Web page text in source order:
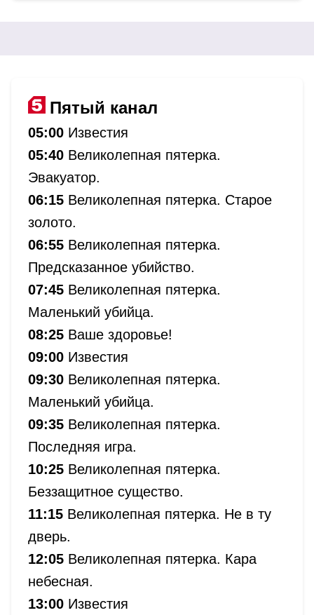
Пятый канал
05:00 Известия
05:40 Великолепная пятерка.
Эвакуатор.
06:15 Великолепная пятерка. Старое
золото.
06:55 Великолепная пятерка.
Предсказанное убийство.
07:45 Великолепная пятерка.
Маленький убийца.
08:25 Ваше здоровье!
09:00 Известия
09:30 Великолепная пятерка.
Маленький убийца.
09:35 Великолепная пятерка.
Последняя игра.
10:25 Великолепная пятерка.
Беззащитное существо.
11:15 Великолепная пятерка. Не в ту
дверь.
12:05 Великолепная пятерка. Кара
небесная.
13:00 Известия